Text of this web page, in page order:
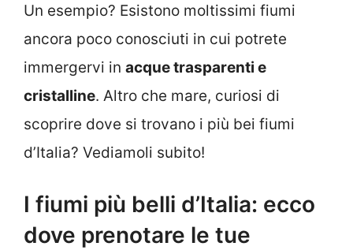
Un esempio? Esistono moltissimi fiumi
ancora poco conosciuti in cui potrete
immergervi in acque trasparenti e
cristalline. Altro che mare, curiosi di
scoprire dove si trovano i più bei fiumi
d’Italia? Vediamoli subito!
I fiumi più belli d’Italia: ecco
dove prenotare le tue